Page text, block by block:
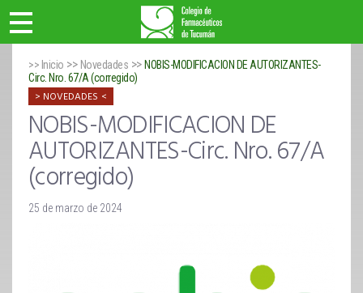
>> Inicio >> Novedades >> NOBIS-MODIFICACION DE AUTORIZANTES-
Circ. Nro. 67/A (corregido)
NOVEDADES
NOBIS-MODIFICACION DE
AUTORIZANTES-Circ. Nro. 67/A
(corregido)
25 de marzo de 2024